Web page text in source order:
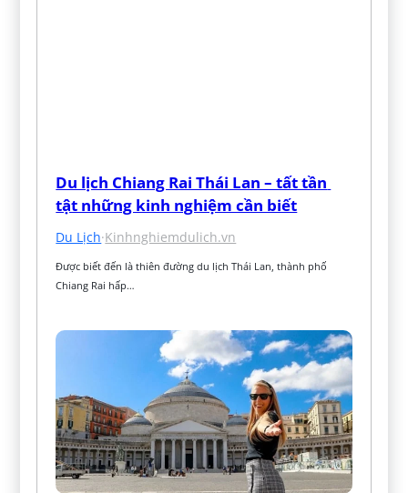
Du lịch Chiang Rai Thái Lan – tất tần
tật những kinh nghiệm cần biết
Du Lịch·Kinhnghiemdulich.vn
Được biết đến là thiên đường du lịch Thái Lan, thành phố
Chiang Rai hấp…